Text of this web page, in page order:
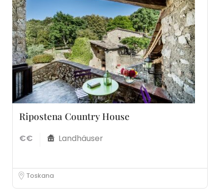
Ripostena Country House
€€ Landhäuser
Toskana